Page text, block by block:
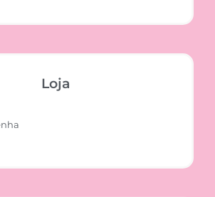
Loja